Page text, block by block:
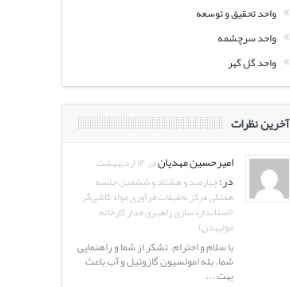
واحد تحقیق و توسعه
واحد سرچشمه
واحد گل گهر
آخرین نظرات
امیرحسین مهدیاندر ۱۴ اردیبهشت
در:چهارصد و هشتاد و ششمین جلسه
هفتگی مرکز تحقیقات فرآوری مواد کاشی‌گر
(استانداردسازی راهبری مدار کارخانه
مولیبدن)
با سلام و احترام. تشکر از شما و راهنمایی
شما. بله امولسیون گازوئیل و آب باعث
بهت ...